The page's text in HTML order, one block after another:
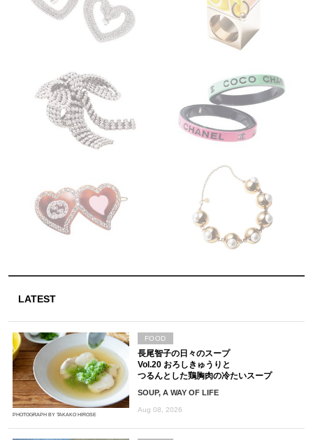
LATEST
PHOTOGRAPH BY TAKAKO HIROSE
長尾智子の日々のスープ
Vol.20 おろしきゅうりと
つるんとした鶏胸肉の冷たいスープ
SOUP, A WAY OF LIFE
Aug 08, 2026
FOOD